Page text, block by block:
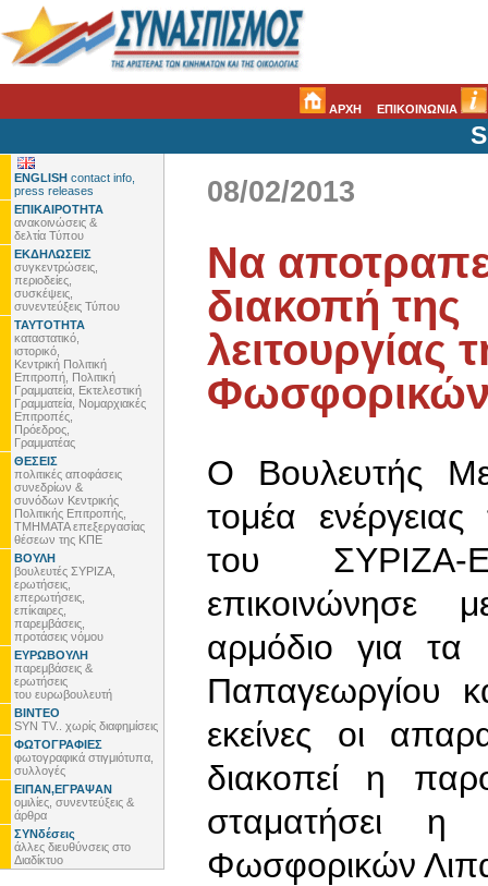
ΑΡΧΗ ΕΠΙΚΟΙΝΩΝΙΑ
ENGLISH contact info,
press releases
ΕΠΙΚΑΙΡΟΤΗΤΑ
ανακοινώσεις &
δελτία Τύπου
ΕΚΔΗΛΩΣΕΙΣ
συγκεντρώσεις,
περιοδείες,
συσκέψεις,
συνεντεύξεις Τύπου
ΤΑΥΤΟΤΗΤΑ
καταστατικό,
ιστορικό,
Κεντρική Πολιτική
Επιτροπή, Πολιτική
Γραμματεία, Εκτελεστική
Γραμματεία, Νομαρχιακές
Επιτροπές,
Πρόεδρος,
Γραμματέας
ΘΕΣΕΙΣ
πολιτικές αποφάσεις
συνεδρίων &
συνόδων Κεντρικής
Πολιτικής Επιτροπής,
ΤΜΗΜΑΤΑ επεξεργασίας
θέσεων της ΚΠΕ
ΒΟΥΛΗ
βουλευτές ΣΥΡΙΖΑ,
ερωτήσεις,
επερωτήσεις,
επίκαιρες,
παρεμβάσεις,
προτάσεις νόμου
ΕΥΡΩΒΟΥΛΗ
παρεμβάσεις &
ερωτήσεις
του ευρωβουλευτή
ΒΙΝΤΕΟ
SYN TV.. χωρίς διαφημίσεις
ΦΩΤΟΓΡΑΦΙΕΣ
φωτογραφικά στιγμιότυπα,
συλλογές
ΕΙΠΑΝ,ΕΓΡΑΨΑΝ
ομιλίες, συνεντεύξεις &
άρθρα
ΣΥΝδέσεις
άλλες διευθύνσεις στο
Διαδίκτυο
08/02/2013
Να
διακοπή της
λειτουργίας
Ο Βουλευτής
τομέα
του
αρμόδιο για τα
Παπαγεωργίου
εκείνες οι
διακοπεί η
σταματήσει η
Φωσφορικών